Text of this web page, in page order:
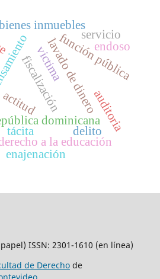
dominicana
fiscalización auditoria
actitud lavado de dinero
delito
función pública
a la educación
tácita
enajenación
inmuebles
servicio
endoso
victima
ISSN: 2301-1610 (en línea)
de Derechode